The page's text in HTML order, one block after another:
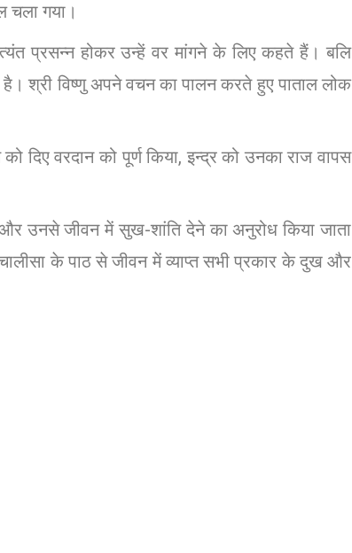
चला गया।
प्रसन्न होकर उन्हें वर मांगने के लिए कहते हैं। बलि
श्री विष्णु अपने वचन का पालन करते हुए पाताल लोक
दिए वरदान को पूर्ण किया, इन्द्र को उनका राज वापस
और उनसे जीवन में सुख-शांति देने का अनुरोध किया जाता
के पाठ से जीवन में व्याप्त सभी प्रकार के दुख और